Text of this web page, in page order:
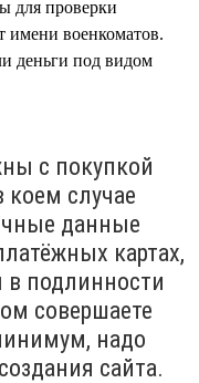
для проверки
имени военкоматов.
деньги под видом
с покупкой
случае
данные
картах,
в подлинности
совершаете
надо
сайта.